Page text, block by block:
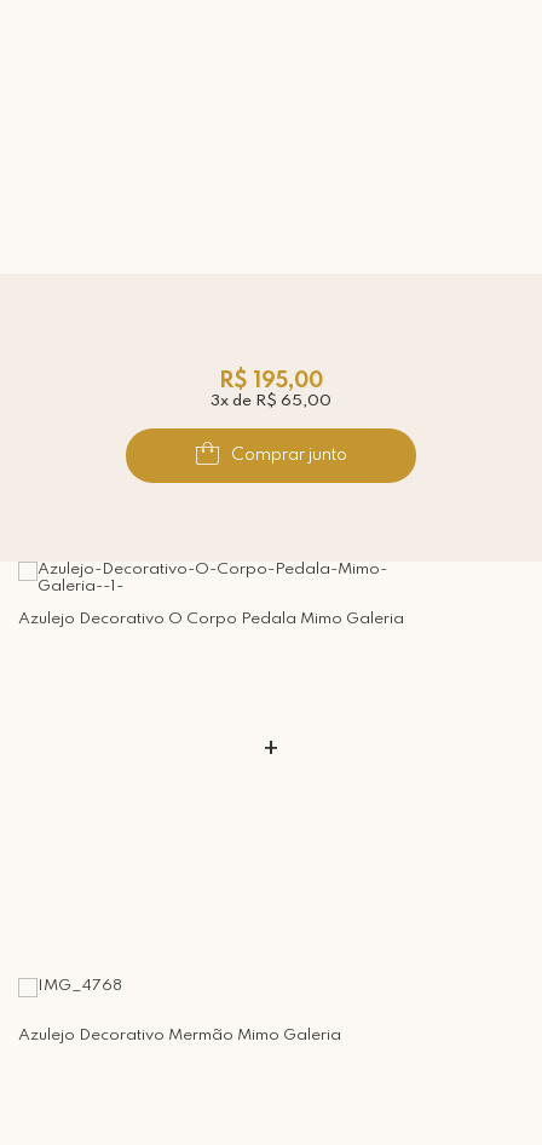
R$ 195,00
3x de R$ 65,00
Comprar junto
Azulejo Decorativo O Corpo Pedala Mimo Galeria
+
Azulejo Decorativo Mermão Mimo Galeria